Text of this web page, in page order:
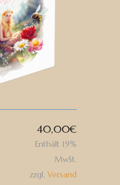
40,00€
Enthält 19%
MwSt.
zzgl. Versand